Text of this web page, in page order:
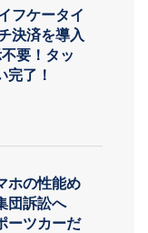
フケータイ
決済を導入
要！タッ
完了！
ホの性能め
団訴訟へ
ーツカーだ